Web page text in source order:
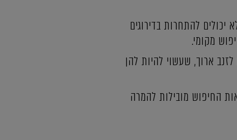
להתחרות בדירוגים
מקומי.
ארוך, שעשוי להיות להן
החיפוש מובילות להמרה